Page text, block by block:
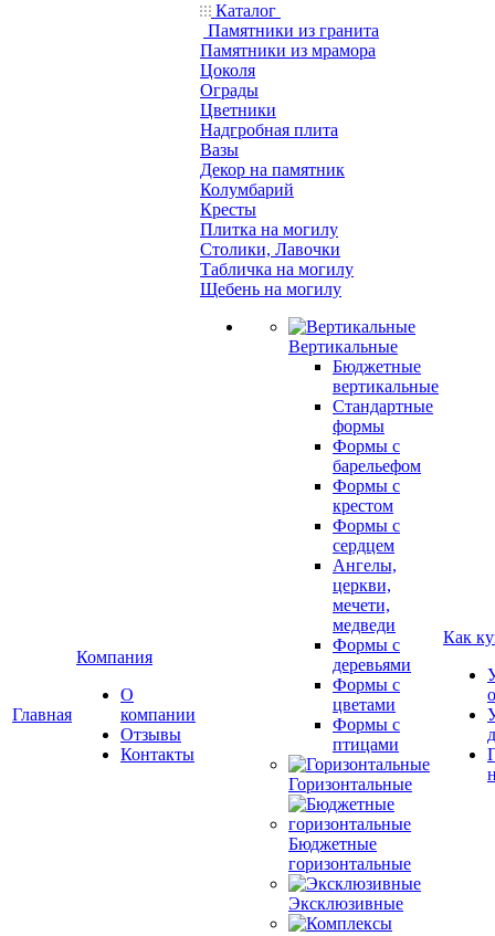
Главная
Компания
О
компании
Отзывы
Контакты
Каталог
Памятники из гранита
Памятники из мрамора
Цоколя
Ограды
Цветники
Надгробная плита
Вазы
Декор на памятник
Колумбарий
Кресты
Плитка на могилу
Столики, Лавочки
Табличка на могилу
Щебень на могилу
Вертикальные
Бюджетные
вертикальные
Стандартные
формы
Формы с
барельефом
Формы с
крестом
Формы с
сердцем
Ангелы,
церкви,
мечети,
медведи
Формы с
деревьями
Формы с
цветами
Формы с
птицами
Горизонтальные
Бюджетные
горизонтальные
Эксклюзивные
Как